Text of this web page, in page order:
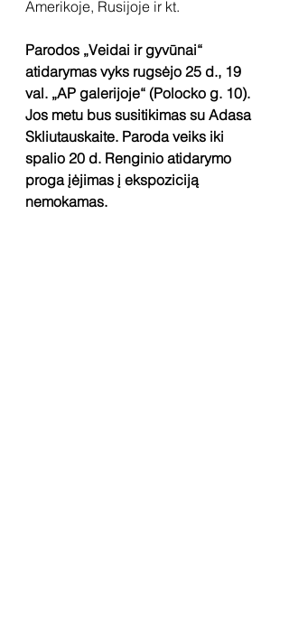
Amerikoje, Rusijoje ir kt.
Parodos „Veidai ir gyvūnai“
atidarymas vyks rugsėjo 25 d., 19
val. „AP galerijoje“ (Polocko g. 10).
Jos metu bus susitikimas su Adasa
Skliutauskaite. Paroda veiks iki
spalio 20 d. Renginio atidarymo
proga įėjimas į ekspoziciją
nemokamas.